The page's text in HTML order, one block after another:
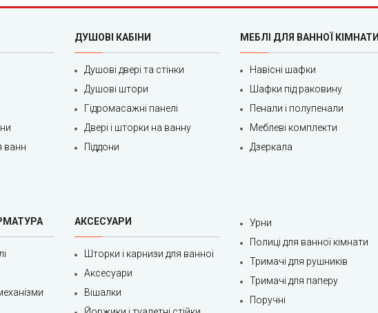
ванн
ДУШОВІ КАБІНИ
Душові двері та стінки
Душові штори
Гідромасажні панелі
Двері і шторки на ванну
Піддони
МЕБЛІ ДЛЯ ВАННОЇ КІМНАТИ
Навісні шафки
Шафки під раковину
Пенали і полупенали
Меблеві комплекти
Дзеркала
АКСЕСУАРИ
Шторки і карнизи для ванної
Аксесуари
Вішалки
Урни
Полиці для ванної кімнати
Тримачі для рушників
Тримачі для паперу
Поручні